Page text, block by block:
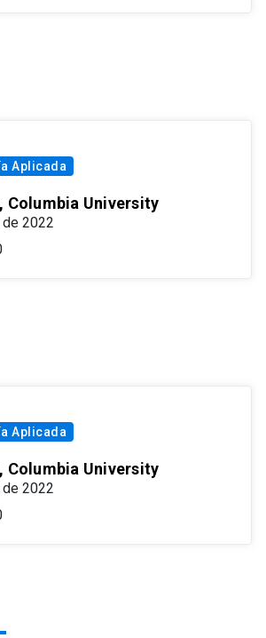
Aplicada
Columbia University
2022
Aplicada
Columbia University
2022